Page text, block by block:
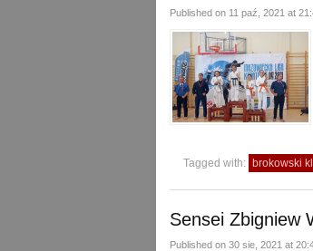
Published on 11 paź, 2021 at
Tagged with: brokowski
Sensei Zbigniew
Published on 30 sie, 2021 at